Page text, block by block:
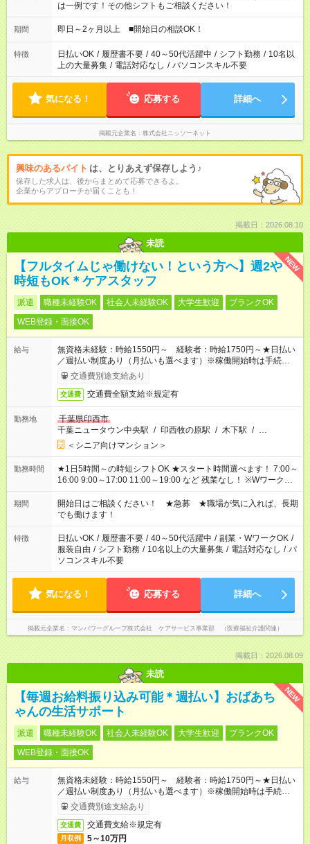
は一例です！その他シフトもご相談ください！
期間 即日～2ヶ月以上 ■開始日の相談OK！
特徴 日払いOK / 履歴書不要 / 40～50代活躍中 / シフト勤務 / 10名以
上の大量募集 / 電話対応なし / パソコンスキル不要
気になる！ 応募する 詳細へ
掲載元企業名 株式会社ニッソーネット
興味のあるバイト は、とりあえず保存しよう♪
保存した求人は、後からまとめて応募できるよ。
企業からアプローチが届くことも！
掲載日：2026.08.10
未読
NEW
【フルタイムじゃ働けない！という方へ】週2や
時短もOK＊ケアスタッフ
派遣 職種未経験OK 社会人未経験OK 大学生歓迎
ブランクOK
WEB登録・面接OK
給与
無資格未経験：時給1550円～ 経験者：時給1750円～★日払い
／週払い制度あり（月払いも選べます）※稼働開始時は手続き完
了次第のお支払いとなります。
交通費別途支給あり
交通費 交通費全額支給※規定有
勤務地
千葉県印西市
千葉ニュータウン中央駅 / 印西牧の原駅 / 木下駅 / …
＜シニア向けマンション＞
勤務時間
★1日5時間～の時短シフトOK ★スタート時間選べます！ 7:00～
16:00 9:00～17:00 11:00～19:00 など 残業なし！ ※Wワークの
場合、他のお仕事と合わせ週40時間超の就業はご案内できませ
ん ※法令に基づき、週20時間以上勤務は社会保険への加入対象
となります ※労働者派遣法（日雇い派遣の原則禁止）により、
短時間・短期間の就業はご案内が難しい場合があります
期間
開始日はご相談ください！ ★急募 ★職場が気に入れば、長期
でも働けます！
特徴 日払いOK / 履歴書不要 / 40～50代活躍中 / 副業・WワークOK /
服装自由 / シフト勤務 / 10名以上の大量募集 / 電話対応なし / パ
ソコンスキル不要
気になる！ 応募する 詳細へ
掲載元企業名 マンパワーグループ株式会社 ケアサービス事業部 （医療福祉介護関連）
掲載日：2026.08.09
未読
NEW
【毎週お給料振り込み可能＊週払い】おばあち
ゃんの生活サポート
派遣 職種未経験OK 社会人未経験OK 大学生歓迎
ブランクOK
WEB登録・面接OK
給与
無資格未経験：時給1550円～ 経験者：時給1750円～★日払い
／週払い制度あり（月払いも選べます）※稼働開始時は手続き完
了次第のお支払いとなります。
交通費別途支給あり
交通費 交通費支給※規定有
月収例 5～10万円